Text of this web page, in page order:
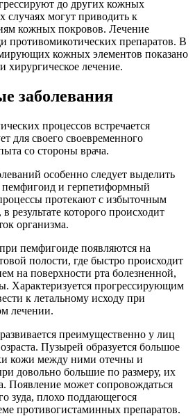
до других кожных
случаях могут приводить к
кожных покровов. Лечение
противомикотических препаратов. В
кожных элементов показано
хирургическое лечение.
заболевания
процессов встречается
для своего своевременного
со стороны врача.
особенно следует выделить
пемфигоид и герпетиформный
протекают с избыточным
результате которого происходит
организма.
пемфигоиде появляются на
полости, где быстро происходит
на поверхности рта болезненной,
Характеризуется прогрессирующим
к летальному исходу при
лечении.
преимущественно у лиц
Пузырей образуется большое
кожи между ними отечны и
довольно большие по размеру, их
Появление может сопровождаться
зуда, плохо поддающегося
противогистаминных препаратов.